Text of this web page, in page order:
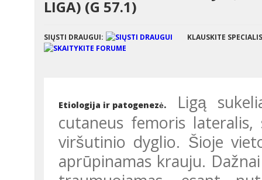
LIGA) (G 57.1)
SIŲSTI DRAUGUI: KLAUSKITE
Etiologija ir patogenezė.
Ligą
cutaneus femoris
viršutinio dyglio. Šioje
aprūpinamas krauju.